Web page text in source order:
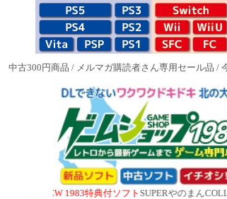
中古300円商品 / メルマガ購読者さん専用セール品 /
NEW 1983特典付ソフトSUPERやのまんCOLLECTION